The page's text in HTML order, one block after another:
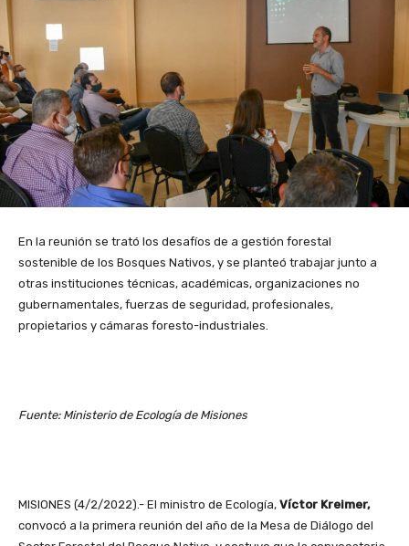
En la reunión se trató los desafíos de a gestión forestal
sostenible de los Bosques Nativos, y se planteó trabajar junto a
otras instituciones técnicas, académicas, organizaciones no
gubernamentales, fuerzas de seguridad, profesionales,
propietarios y cámaras foresto-industriales.
Fuente: Ministerio de Ecología de Misiones
MISIONES (4/2/2022).- El ministro de Ecología, Víctor Kreimer,
convocó a la primera reunión del año de la Mesa de Diálogo del